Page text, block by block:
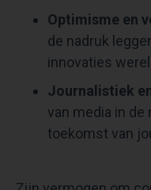
Optimisme en
de nadruk
innovaties
Journalistiek
van media in
toekomst van